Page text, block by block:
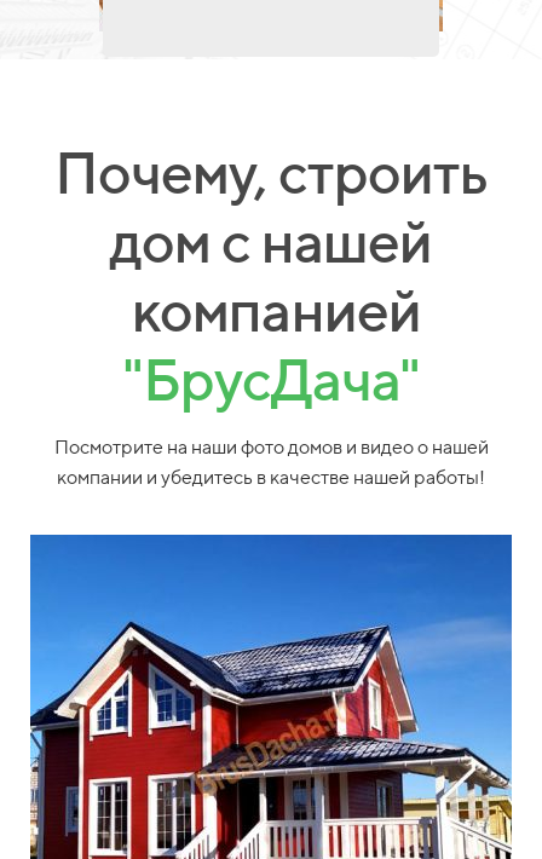
Почему, строить
дом с нашей
компанией
"БрусДача"
Посмотрите на наши фото домов и видео о нашей
компании и убедитесь в качестве нашей работы!